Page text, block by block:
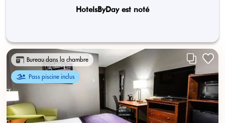
HotelsByDay est noté
Bureau dans la chambre
Pass piscine inclus